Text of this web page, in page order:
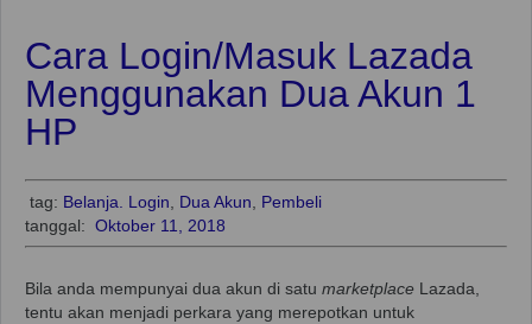
Cara Login/Masuk Lazada
Menggunakan Dua Akun 1
HP
tag: Belanja. Login, Dua Akun, Pembeli
tanggal: Oktober 11, 2018
Bila anda mempunyai dua akun di satu marketplace Lazada,
tentu akan menjadi perkara yang merepotkan untuk